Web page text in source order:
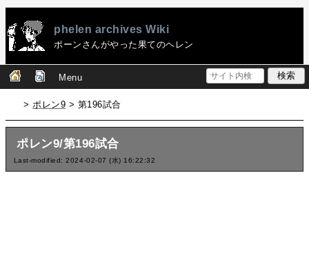
phelen archives Wiki
ポーンさんがやった果てのヘレン
Menu
>ポレン9 > 第196試合
ポレン9/第196試合
Last-modified: 2024-02-07 (水) 16:22:32